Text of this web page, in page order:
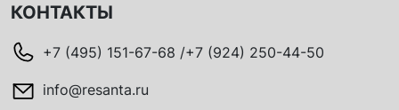
КОНТАКТЫ
+7 (495) 151-67-68 /+7 (924) 250-44-50
info@resanta.ru